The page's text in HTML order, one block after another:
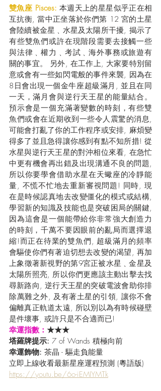
雙魚座 Pisces: 本週天上的星星似乎正在相
互抗衡, 當中正坐落於你們第 12 宮的土星
會陸續被金星﹑水星及太陽所干擾, 揭示了
有些雙魚們或許在現階段需要去接觸一些
與法律﹑權力﹑考試﹑海外事務或旅遊有
關的事宜。 另外, 在工作上, 大家要特別留
意或會有一些如閃電般的事件來襲, 因為在
8日會出現一個金牛座超級滿月, 並且在同
一天，滿月會與逆行天王星的能量結合。
預示會是一個充滿著變數的時刻，有些雙
魚們或會在近期收到一些令人震驚的消息,
可能會打亂了你的工作程序或安排, 麻煩變
得多了並且急得讓你感到有點不知所措! 從
水星與逆行天王星的對沖相位來看, 在急忙
中更有機會再出錯及出現溝通不良的問題,
所以你要學會借助水星在天蠍座的冷靜能
量, 不慌不忙地去重新審視問題! 同時, 現
在是時候認真地去改變僵化的模式或結構,
學習新的知識及技能也是突破困局的關鍵,
因為這會是一個能帶給你非常強大創造力
的時刻，千萬不要因眼前的亂局而選擇退
縮!而正在待業的雙魚們, 超級滿月的頻率
會驅使你們有著迫切想去改變的渴望, 再加
上象徵著新視野的第9宮正被水星﹑金星及
太陽所照亮, 所以你們更應該主動出擊去找
尋新路向, 逆行天王星的突破電波會助你排
除萬難之外, 及有著土星的引領, 讓你不會
偏離真正軌道太遠, 所以別以為有時候碰壁
是件壞事, 或許只是不合適而已!
幸運指數： ★★★
塔羅牌提示: 7 of Wands 積極向前
幸運飾物: 茶晶 - 驅走負能量
立即上線收看最新星座運程預測 (粵語版)
https://youtu.be/6o-iEMIYMTk